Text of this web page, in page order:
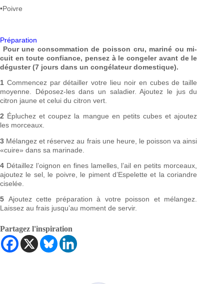
•Poivre
Préparation
Pour une consommation de poisson cru, mariné ou mi-
cuit en toute confiance, pensez à le congeler avant de le
déguster (7 jours dans un congélateur domestique).
1 Commencez par détailler votre lieu noir en cubes de taille
moyenne. Déposez-les dans un saladier. Ajoutez le jus du
citron jaune et celui du citron vert.
2 Épluchez et coupez la mangue en petits cubes et ajoutez
les morceaux.
3 Mélangez et réservez au frais une heure, le poisson va ainsi
«cuire» dans sa marinade.
4 Détaillez l’oignon en fines lamelles, l’ail en petits morceaux,
ajoutez le sel, le poivre, le piment d’Espelette et la coriandre
ciselée.
5 Ajoutez cette préparation à votre poisson et mélangez.
Laissez au frais jusqu’au moment de servir.
Partagez l'inspiration